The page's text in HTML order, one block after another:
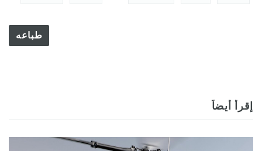
طباعه
إقرأ أيضاً